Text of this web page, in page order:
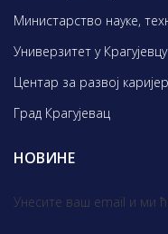
Министарство науке,
Универзитет у Крагујевцу
Центар за развој
Град Крагујевац
НОВИНЕ
Унесите ваш email и ми